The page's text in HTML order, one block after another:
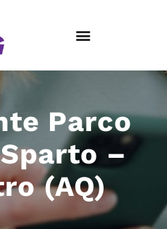
Parco
–
(AQ)